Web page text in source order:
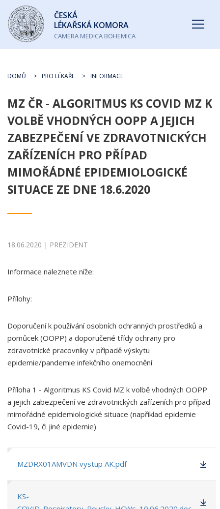
Česká
lékařská
komora
ČESKÁ
LÉKAŘSKÁ KOMORA
CAMERA MEDICA BOHEMICA
DOMŮ PRO LÉKAŘE INFORMACE
MZ ČR - ALGORITMUS KS COVID MZ K
VOLBĚ VHODNÝCH OOPP A JEJICH
ZABEZPEČENÍ VE ZDRAVOTNICKÝCH
ZAŘÍZENÍCH PRO PŘÍPAD
MIMOŘÁDNÉ EPIDEMIOLOGICKÉ
SITUACE ZE DNE 18.6.2020
18.06.2020 | PREZIDENT
Informace naleznete níže:
Přílohy:
Doporučení k používání osobních ochranných prostředků a
pomůcek (OOPP) a doporučené třídy ochrany pro
zdravotnické pracovníky v případě výskytu
epidemie/pandemie infekčního onemocnění
Příloha 1 - Algoritmus KS Covid MZ k volbě vhodných OOPP
a jejich zabezpečení ve zdravotnických zařízeních pro případ
mimořádné epidemiologické situace (například epidemie
Covid-19, či jiné epidemie)
MZDRX01AMVDN vystup AK.pdf
KS-